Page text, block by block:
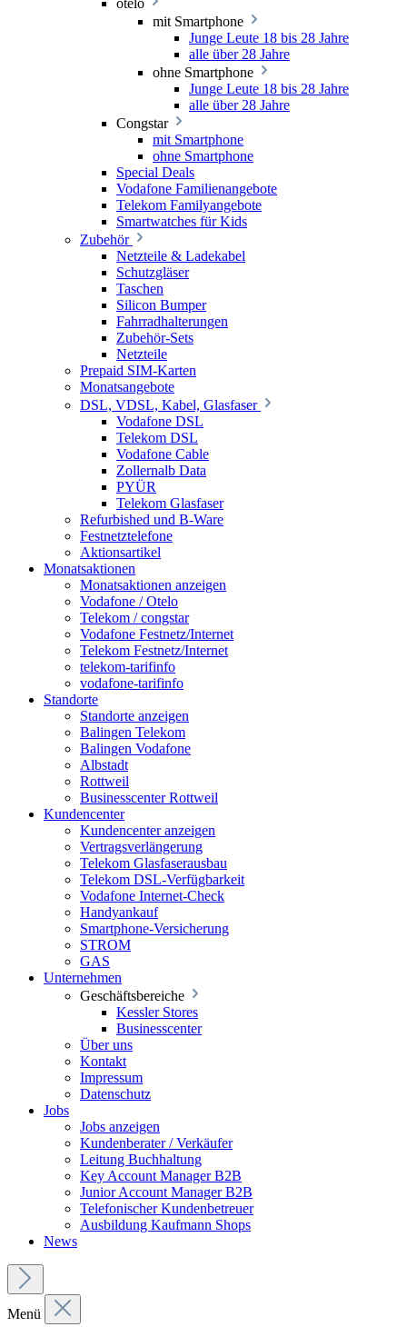
otelo
mit Smartphone
Junge Leute 18 bis 28 Jahre
alle über 28 Jahre
ohne Smartphone
Junge Leute 18 bis 28 Jahre
alle über 28 Jahre
Congstar
mit Smartphone
ohne Smartphone
Special Deals
Vodafone Familienangebote
Telekom Familyangebote
Smartwatches für Kids
Zubehör
Netzteile & Ladekabel
Schutzgläser
Taschen
Silicon Bumper
Fahrradhalterungen
Zubehör-Sets
Netzteile
Prepaid SIM-Karten
Monatsangebote
DSL, VDSL, Kabel, Glasfaser
Vodafone DSL
Telekom DSL
Vodafone Cable
Zollernalb Data
PYÜR
Telekom Glasfaser
Refurbished und B-Ware
Festnetztelefone
Aktionsartikel
Monatsaktionen
Monatsaktionen anzeigen
Vodafone / Otelo
Telekom / congstar
Vodafone Festnetz/Internet
Telekom Festnetz/Internet
telekom-tarifinfo
vodafone-tarifinfo
Standorte
Standorte anzeigen
Balingen Telekom
Balingen Vodafone
Albstadt
Rottweil
Businesscenter Rottweil
Kundencenter
Kundencenter anzeigen
Vertragsverlängerung
Telekom Glasfaserausbau
Telekom DSL-Verfügbarkeit
Vodafone Internet-Check
Handyankauf
Smartphone-Versicherung
STROM
GAS
Unternehmen
Geschäftsbereiche
Kessler Stores
Businesscenter
Über uns
Kontakt
Impressum
Datenschutz
Jobs
Jobs anzeigen
Kundenberater / Verkäufer
Leitung Buchhaltung
Key Account Manager B2B
Junior Account Manager B2B
Telefonischer Kundenbetreuer
Ausbildung Kaufmann Shops
News
Menü